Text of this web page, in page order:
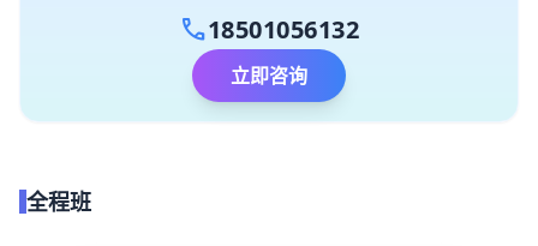
call18501056132
立即咨询
全程班